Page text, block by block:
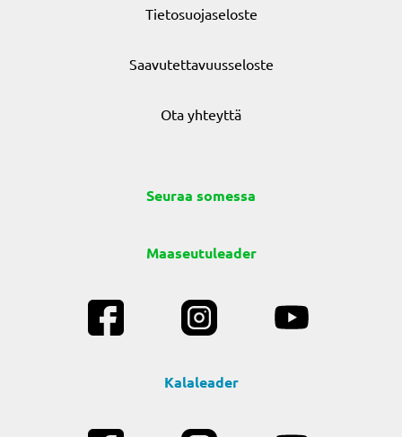
Tietosuojaseloste
Saavutettavuusseloste
Ota yhteyttä
Seuraa somessa
Maaseutuleader
Kalaleader